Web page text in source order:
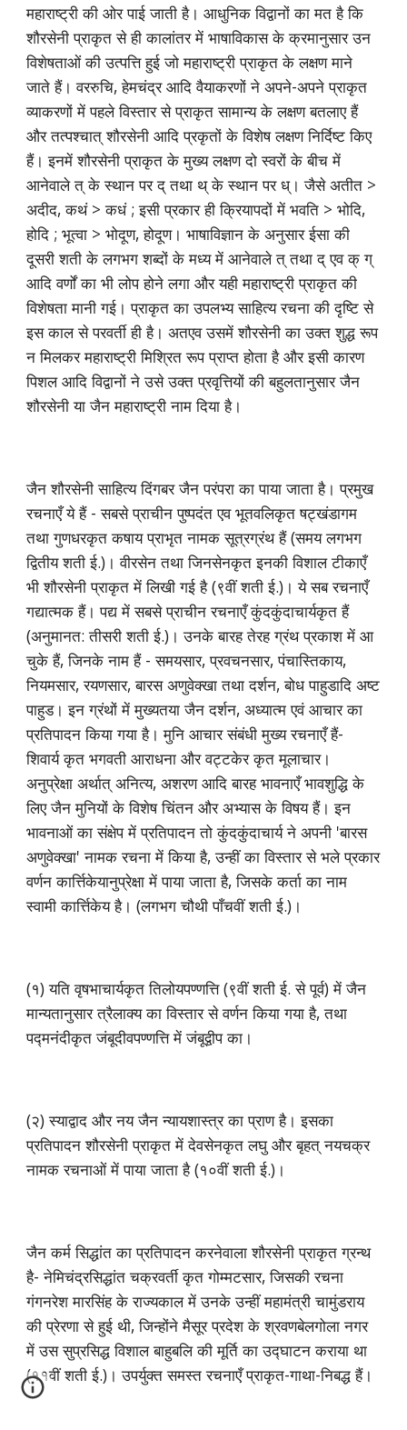
महाराष्ट्री की ओर पाई जाती है। आधुनिक विद्वानों का मत है कि
शौरसेनी प्राकृत से ही कालांतर में भाषाविकास के क्रमानुसार उन
विशेषताओं की उत्पत्ति हुई जो महाराष्ट्री प्राकृत के लक्षण माने
जाते हैं। वररुचि, हेमचंद्र आदि वैयाकरणों ने अपने-अपने प्राकृत
व्याकरणों में पहले विस्तार से प्राकृत सामान्य के लक्षण बतलाए हैं
और तत्पश्चात् शौरसेनी आदि प्रकृतों के विशेष लक्षण निर्दिष्ट किए
हैं। इनमें शौरसेनी प्राकृत के मुख्य लक्षण दो स्वरों के बीच में
आनेवाले त् के स्थान पर द् तथा थ् के स्थान पर ध्। जैसे अतीत >
अदीद, कथं > कधं ; इसी प्रकार ही क्रियापदों में भवति > भोदि,
होदि ; भूत्वा > भोदूण, होदूण। भाषाविज्ञान के अनुसार ईसा की
दूसरी शती के लगभग शब्दों के मध्य में आनेवाले त् तथा द् एव क् ग्
आदि वर्णों का भी लोप होने लगा और यही महाराष्ट्री प्राकृत की
विशेषता मानी गई। प्राकृत का उपलभ्य साहित्य रचना की दृष्टि से
इस काल से परवर्ती ही है। अतएव उसमें शौरसेनी का उक्त शुद्ध रूप
न मिलकर महाराष्ट्री मिश्रित रूप प्राप्त होता है और इसी कारण
पिशल आदि विद्वानों ने उसे उक्त प्रवृत्तियों की बहुलतानुसार जैन
शौरसेनी या जैन महाराष्ट्री नाम दिया है।
जैन शौरसेनी साहित्य दिंगबर जैन परंपरा का पाया जाता है। प्रमुख
रचनाएँ ये हैं - सबसे प्राचीन पुष्पदंत एव भूतवलिकृत षट्खंडागम
तथा गुणधरकृत कषाय प्राभृत नामक सूत्रग्रंथ हैं (समय लगभग
द्वितीय शती ई.)। वीरसेन तथा जिनसेनकृत इनकी विशाल टीकाएँ
भी शौरसेनी प्राकृत में लिखी गई है (९वीं शती ई.)। ये सब रचनाएँ
गद्यात्मक हैं। पद्य में सबसे प्राचीन रचनाएँ कुंदकुंदाचार्यकृत हैं
(अनुमानत: तीसरी शती ई.)। उनके बारह तेरह ग्रंथ प्रकाश में आ
चुके हैं, जिनके नाम हैं - समयसार, प्रवचनसार, पंचास्तिकाय,
नियमसार, रयणसार, बारस अणुवेक्खा तथा दर्शन, बोध पाहुडादि अष्ट
पाहुड। इन ग्रंथों में मुख्यतया जैन दर्शन, अध्यात्म एवं आचार का
प्रतिपादन किया गया है। मुनि आचार संबंधी मुख्य रचनाएँ हैं-
शिवार्य कृत भगवती आराधना और वट्टकेर कृत मूलाचार।
अनुप्रेक्षा अर्थात् अनित्य, अशरण आदि बारह भावनाएँ भावशुद्धि के
लिए जैन मुनियों के विशेष चिंतन और अभ्यास के विषय हैं। इन
भावनाओं का संक्षेप में प्रतिपादन तो कुंदकुंदाचार्य ने अपनी 'बारस
अणुवेक्खा' नामक रचना में किया है, उन्हीं का विस्तार से भले प्रकार
वर्णन कार्त्तिकेयानुप्रेक्षा में पाया जाता है, जिसके कर्ता का नाम
स्वामी कार्त्तिकेय है। (लगभग चौथी पाँचवीं शती ई.)।
(१) यति वृषभाचार्यकृत तिलोयपण्णत्ति (९वीं शती ई. से पूर्व) में जैन
मान्यतानुसार त्रैलाक्य का विस्तार से वर्णन किया गया है, तथा
पद्मनंदीकृत जंबूदीवपण्णत्ति में जंबूद्वीप का।
(२) स्याद्वाद और नय जैन न्यायशास्त्र का प्राण है। इसका
प्रतिपादन शौरसेनी प्राकृत में देवसेनकृत लघु और बृहत् नयचक्र
नामक रचनाओं में पाया जाता है (१०वीं शती ई.)।
जैन कर्म सिद्धांत का प्रतिपादन करनेवाला शौरसेनी प्राकृत ग्रन्थ
है- नेमिचंद्रसिद्धांत चक्रवर्ती कृत गोम्मटसार, जिसकी रचना
गंगनरेश मारसिंह के राज्यकाल में उनके उन्हीं महामंत्री चामुंडराय
की प्रेरणा से हुई थी, जिन्होंने मैसूर प्रदेश के श्रवणबेलगोला नगर
में उस सुप्रसिद्ध विशाल बाहुबलि की मूर्ति का उद्घाटन कराया था
(११वीं शती ई.)। उपर्युक्त समस्त रचनाएँ प्राकृत-गाथा-निबद्ध हैं।